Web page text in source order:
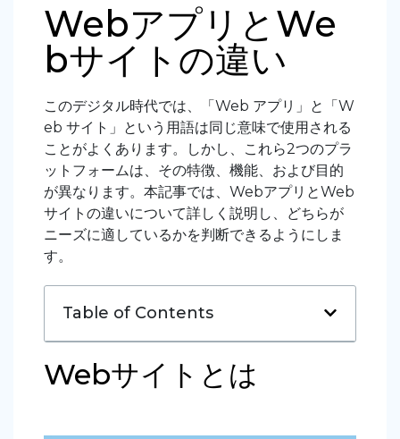
WebアプリとWe
bサイトの違い
このデジタル時代では、「Web アプリ」と「W
eb サイト」という用語は同じ意味で使用される
ことがよくあります。しかし、これら2つのプラ
ットフォームは、その特徴、機能、および目的
が異なります。本記事では、WebアプリとWeb
サイトの違いについて詳しく説明し、どちらが
ニーズに適しているかを判断できるようにしま
す。
Table of Contents
Webサイトとは